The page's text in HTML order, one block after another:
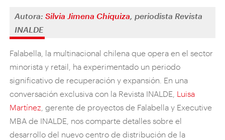
Autora:Silvia Jimena Chíquiza, periodista Revista
INALDE
Falabella, la multinacional chilena que opera en el sector
minorista y retail, ha experimentado un periodo
significativo de recuperación y expansión. En una
conversación exclusiva con la Revista INALDE, Luisa
Martínez , gerente de proyectos de Falabella y Executive
MBA de INALDE, nos comparte detalles sobre el
desarrollo del nuevo centro de distribución de la